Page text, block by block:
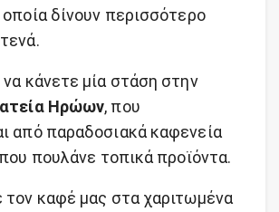
οποία δίνουν περισσότερο
να κάνετε μία στάση στην
Ηρώων, που
από παραδοσιακά καφενεία
πουλάνε τοπικά προϊόντα.
καφέ μας στα χαριτωμένα